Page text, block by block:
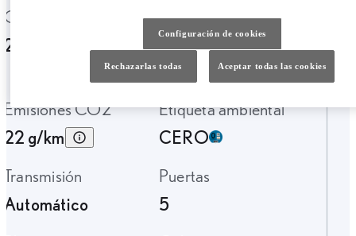
24 Meses
Tipo de combustible
Híbrido enchufable
Gasolina
Emisiones CO2
22 g/km
Etiqueta ambiental
CERO
Transmisión
Automático
Puertas
5
Configuración de cookies
Rechazarlas todas Aceptar todas las cookies